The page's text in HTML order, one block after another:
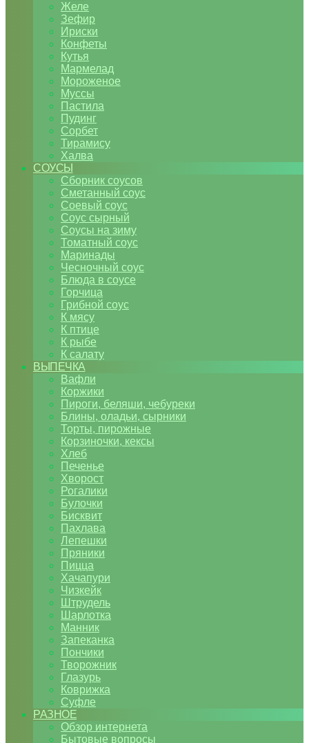
Желе
Зефир
Ириски
Конфеты
Кутья
Мармелад
Мороженое
Муссы
Пастила
Пудинг
Сорбет
Тирамису
Халва
СОУСЫ
Сборник соусов
Сметанный соус
Соевый соус
Соус сырный
Соусы на зиму
Томатный соус
Маринады
Чесночный соус
Блюда в соусе
Горчица
Грибной соус
К мясу
К птице
К рыбе
К салату
ВЫПЕЧКА
Вафли
Коржики
Пироги, беляши, чебуреки
Блины, оладьи, сырники
Торты, пирожные
Корзиночки, кексы
Хлеб
Печенье
Хворост
Рогалики
Булочки
Бисквит
Пахлава
Лепешки
Пряники
Пицца
Хачапури
Чизкейк
Штрудель
Шарлотка
Манник
Запеканка
Пончики
Творожник
Глазурь
Коврижка
Суфле
РАЗНОЕ
Обзор интернета
Бытовые вопросы